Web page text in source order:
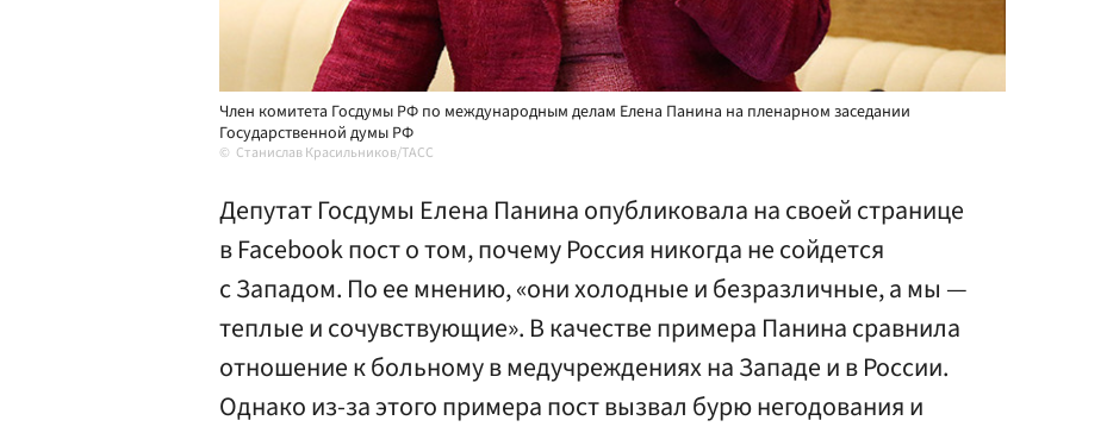
Член комитета Госдумы РФ по международным делам Елена Панина на пленарном заседании
Государственной думы РФ
Станислав Красильников/ТАСС
Депутат Госдумы Елена Панина опубликовала на своей странице
в Facebook пост о том, почему Россия никогда не сойдется
с Западом. По ее мнению, «они холодные и безразличные, а мы —
теплые и сочувствующие». В качестве примера Панина сравнила
отношение к больному в медучреждениях на Западе и в России.
Однако из-за этого примера пост вызвал бурю негодования и